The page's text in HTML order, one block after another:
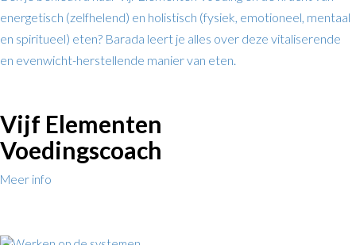
energetisch (zelfhelend) en holistisch (fysiek, emotioneel, mentaal
en spiritueel) eten? Barada leert je alles over deze vitaliserende
en evenwicht-herstellende manier van eten.
Vijf Elementen
Voedingscoach
Meer info